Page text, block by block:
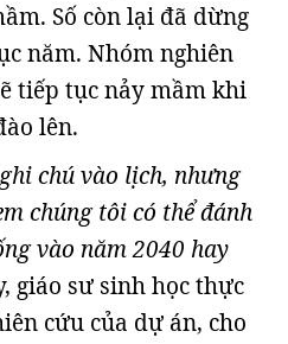
Số còn lại đã dừng
năm. Nhóm nghiên
tiếp tục nảy mầm khi
lên.
chú vào lịch, nhưng
chúng tôi có thể đánh
vào năm 2040 hay
giáo sư sinh học thực
cứu của dự án, cho